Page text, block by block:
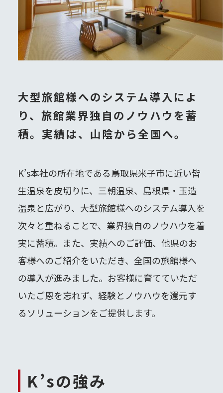
大型旅館様へのシステム導入によ
り、旅館業界独自のノウハウを蓄
積。 実績は、山陰から全国へ。
K’s本社の所在地である鳥取県米子市に近い皆
生温泉を皮切りに、三朝温泉、島根県・玉造
温泉と広がり、大型旅館様へのシステム導入を
次々と重ねることで、業界独自のノウハウを着
実に蓄積。また、実績へのご評価、他県のお
客様へのご紹介をいただき、全国の旅館様へ
の導入が進みました。お客様に育てていただ
いたご恩を忘れず、経験とノウハウを還元す
るソリューションをご提供します。
K’sの強み